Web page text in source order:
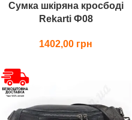
Сумка шкіряна кросбоді
Rekarti Ф08
1402,00